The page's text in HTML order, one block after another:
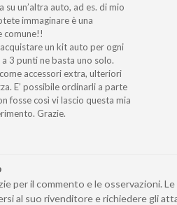
un’altra auto, ad es. di mio
immaginare è una
comune!!
un kit auto per ogni
3 punti ne basta uno solo.
accessori extra, ulteriori
E’ possibile ordinarli a parte
fosse così vi lascio questa mia
Grazie.
per il commento e le osservazioni. Le
al suo rivenditore e richiedere gli